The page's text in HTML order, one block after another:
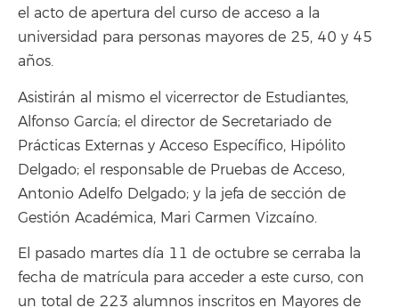
el acto de apertura del curso de acceso a la
universidad para personas mayores de 25, 40 y 45
años.
Asistirán al mismo el vicerrector de Estudiantes,
Alfonso García; el director de Secretariado de
Prácticas Externas y Acceso Específico, Hipólito
Delgado; el responsable de Pruebas de Acceso,
Antonio Adelfo Delgado; y la jefa de sección de
Gestión Académica, Mari Carmen Vizcaíno.
El pasado martes día 11 de octubre se cerraba la
fecha de matrícula para acceder a este curso, con
un total de 223 alumnos inscritos en Mayores de